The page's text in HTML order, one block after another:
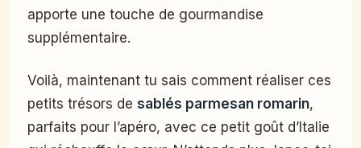
apporte une touche de gourmandise
supplémentaire.
Voilà, maintenant tu sais comment réaliser ces
petits trésors de sablés parmesan romarin,
parfaits pour l’apéro, avec ce petit goût d’Italie